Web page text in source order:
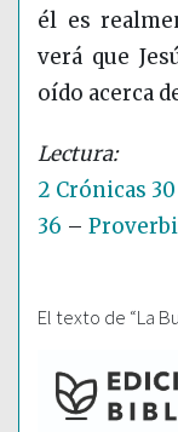
él es
verá que
oído acerca
2 Crónicas 30
36 –
El texto de “La